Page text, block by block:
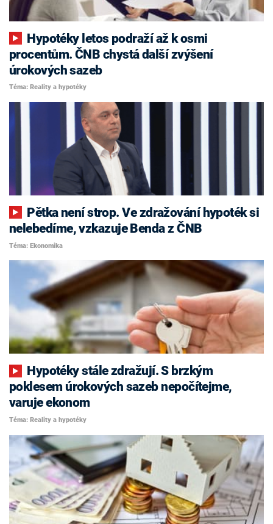
procentům. ČNB chystá další zvýšení
úrokových sazeb
Téma: Reality a hypotéky
nelebedíme, vzkazuje Benda z ČNB
Téma: Ekonomika
poklesem úrokových sazeb nepočítejme,
varuje ekonom
Téma: Reality a hypotéky